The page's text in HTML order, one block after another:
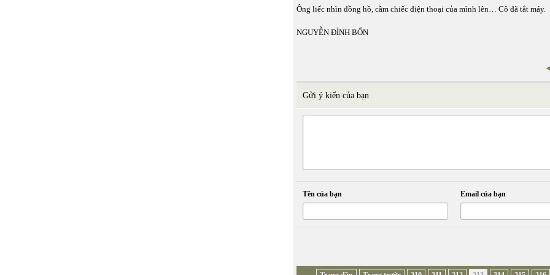
Ông liếc nhìn đồng hồ, cầm chiếc điện thoại của mình lên… Cô đã tắt máy.
NGUYỄN ĐÌNH BỔN
Gửi ý kiến của bạn
Tên của bạn Email của bạn